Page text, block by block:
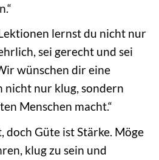
lernst du nicht nur
sei gerecht und sei
wünschen dir eine
nicht nur klug, sondern
Menschen macht.“
doch Güte ist Stärke. Möge
klug zu sein und